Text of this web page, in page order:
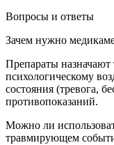
Вопросы и ответы
Зачем нужно
Препараты назначают
психологическому
состояния (тревога,
противопоказаний.
Можно ли
травмирующем